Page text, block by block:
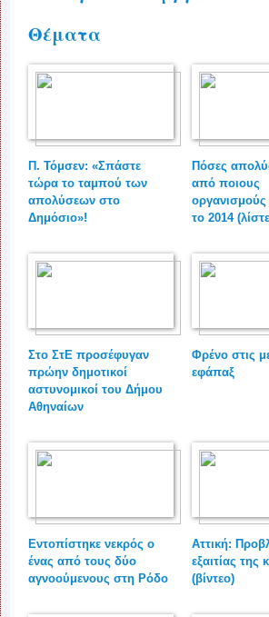
Θέματα
Π. Τόμσεν: «Σπάστε
τώρα το ταμπού των
απολύσεων στο
Δημόσιο»!
Πόσες
από ποιους
οργανισμούς
το 2014
Στο ΣτΕ προσέφυγαν
πρώην δημοτικοί
αστυνομικοί του Δήμου
Αθηναίων
Φρένο στις
εφάπαξ
Εντοπίστηκε νεκρός ο
ένας από τους δύο
αγνοούμενους στη Ρόδο
Αττική:
εξαιτίας της
(βίντεο)